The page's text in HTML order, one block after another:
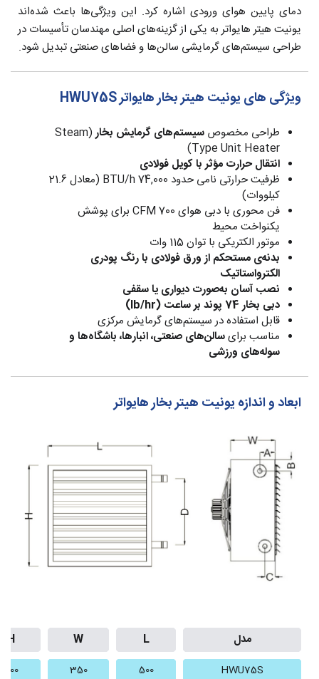
دمای پایین هوای ورودی اشاره کرد. این ویژگی‌ها باعث شده‌اند
یونیت هیتر هایواتر به یکی از گزینه‌های اصلی مهندسان تأسیسات در
طراحی سیستم‌های گرمایشی سالن‌ها و فضاهای صنعتی تبدیل شود.
ویژگی های یونیت هیتر بخار هایواتر HWU75S
طراحی مخصوص سیستم‌های گرمایش بخار (Steam
Type Unit Heater)
انتقال حرارت مؤثر با کویل فولادی
ظرفیت حرارتی نامی حدود 74,000 BTU/h (معادل 21.6
کیلووات)
فن محوری با دبی هوای 700 CFM برای پوشش
یکنواخت محیط
موتور الکتریکی با توان 115 وات
بدنه‌ی مستحکم از ورق فولادی با رنگ پودری
الکترواستاتیک
نصب آسان به‌صورت دیواری یا سقفی
دبی بخار 74 پوند بر ساعت (lb/hr)
قابل استفاده در سیستم‌های گرمایش مرکزی
مناسب برایسالن‌های صنعتی، انبارها، باشگاه‌ها و
سوله‌های ورزشی
ابعاد و اندازه یونیت هیتر بخار هایواتر
مدل L
W
H
HWU75S
500
350
500